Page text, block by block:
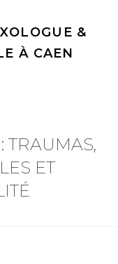
&
À CAEN
TRAUMAS,
ET